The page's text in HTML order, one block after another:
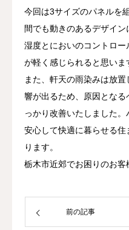
今回は3サイズのパネルを
間でも動きのあるデザイン
湿度とにおいのコントロ
が軽く感じられると思いま
また、軒天の雨染みは放
響が出るため、原因とな
っかり改善いたしました。
安心して快適に暮らせる
ります。
栃木市近郊でお困りのお客
前の記事